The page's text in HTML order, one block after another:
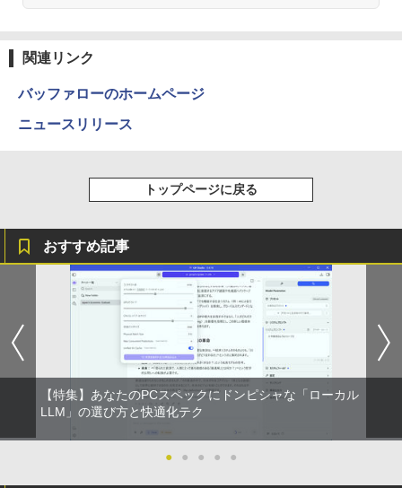
￥792
￥924
施設基準パーフェクトブック 2026年度
版 [ 一般社団法人日本施設基準管理士協
￥22,000
小学館 学習まんがシリーズ 学習まんが世
￥22,638
￥14,990
【2026年アップグレード版】AOKIMI ワイヤ
レスイヤホン bluetooth イヤホン V12 小型
軽量 ブルートゥースHi-Fi 最大36時間再生 ぶ
るーとゅーす コードレス ENCノイズキャン
セリング 自動ペアリング Type-C充電 マイク
付き 防水 タッチ式音量調整 スポーツ/通勤/通
学/WEB会議(ホワイト)
￥1,964
Xiaomi シャオミ REDMI Buds 8 Lite ワイヤ
レスイヤホン Bluetooth 5.4 ノイズキャンセ
￥250
￥250
On My Road (Stadium ver.)
￥250
BUGS LIFE
￥250
ットル (Smart Basic)
￥1,117
by Amazon 炭酸水 ラベルレス 500ml ×24本
強炭酸水 ペットボトル 500ミリリットル (Sm
art Basic)
￥1,625
コカ・コーラ やかんの麦茶 from 爽健美茶 ラ
ベルレス 650mlPET×24本
￥832
￥594
HUNTER×HUNTER モノクロ版 39 (ジャンプ
コミックスDIGITAL)
￥572
スーパーの裏でヤニ吸うふたり 9巻 (デジタル
版ビッグガンガンコミックス)
￥810
関連リンク
バッファローのホームページ
ニュースリリース
トップページに戻る
おすすめ記事
【特集】あなたのPCスペックにドンピシャな「ローカル
LLM」の選び方と快適化テク
● ● ● ● ●